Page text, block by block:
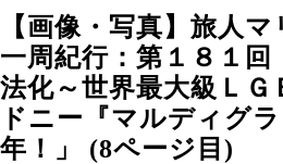
【画像・写真】旅人
一周紀行：第１８１回
法化～世界最大級ＬＧ
ドニー『マルディグ
年！」 (8ページ目)